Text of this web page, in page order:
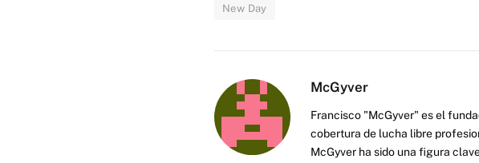
New Day
McGyver
Francisco "McGyver" es el
cobertura de lucha libre
McGyver ha sido una figura